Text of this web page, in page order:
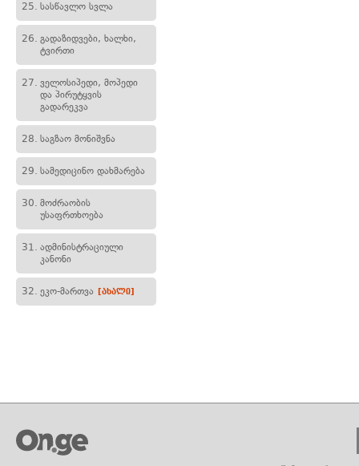
25. სასწავლო სვლა
26. გადაზიდვები, ხალხი,
ტვირთი
27. ველოსიპედი, მოპედი
და პირუტყვის
გადარეკვა
28. საგზაო მონიშვნა
29. სამედიცინო დახმარება
30. მოძრაობის
უსაფრთხოება
31. ადმინისტრაციული
კანონი
32. ეკო-მართვა [ახალი]